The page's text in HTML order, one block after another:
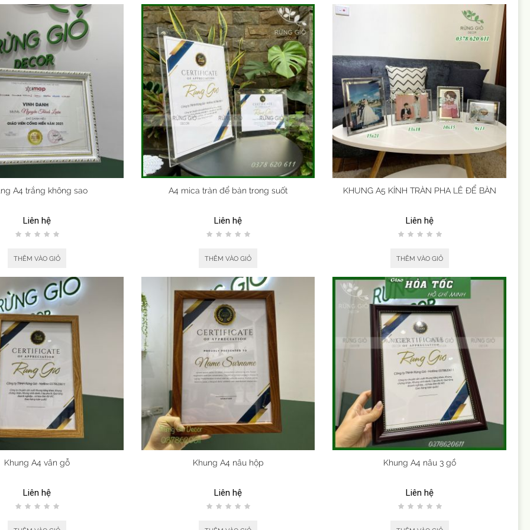
A4 trắng không sao
Liên hệ
THÊM VÀO GIỎ
A4 mica tràn để bàn trong suốt
Liên hệ
THÊM VÀO GIỎ
KHUNG A5 KÍNH TRÀN PHA LÊ ĐỂ BÀN
Liên hệ
THÊM VÀO GIỎ
Khung A4 vân gỗ
Liên hệ
Khung A4 nâu hộp
Liên hệ
Khung A4 nâu 3 gồ
Liên hệ